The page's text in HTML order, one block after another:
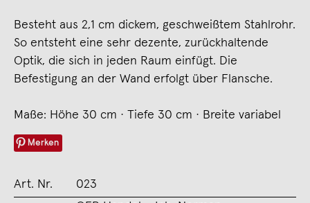
Besteht aus 2,1 cm dickem, geschweißtem Stahlrohr.
So entsteht eine sehr dezente, zurückhaltende
Optik, die sich in jeden Raum einfügt. Die
Befestigung an der Wand erfolgt über Flansche.
Maße: Höhe 30 cm · Tiefe 30 cm · Breite variabel
Merken
Art. Nr. 023